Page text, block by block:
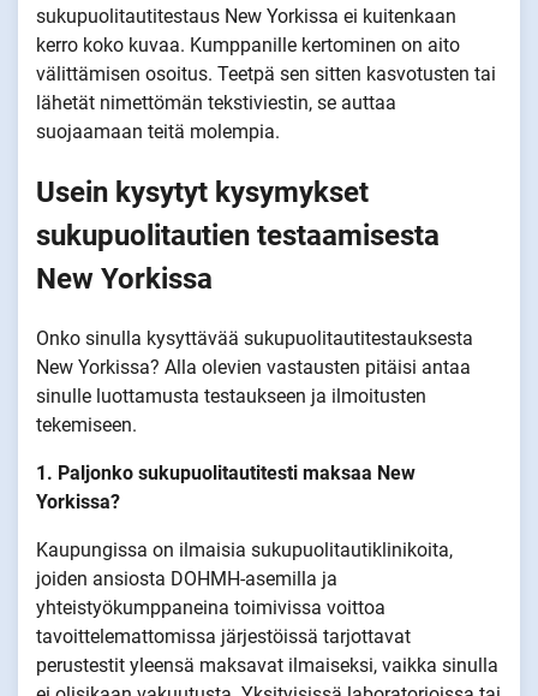
sukupuolitautitestaus New Yorkissa ei kuitenkaan
kerro koko kuvaa. Kumppanille kertominen on aito
välittämisen osoitus. Teetpä sen sitten kasvotusten tai
lähetät nimettömän tekstiviestin, se auttaa
suojaamaan teitä molempia.
Usein kysytyt kysymykset
sukupuolitautien testaamisesta
New Yorkissa
Onko sinulla kysyttävää sukupuolitautitestauksesta
New Yorkissa? Alla olevien vastausten pitäisi antaa
sinulle luottamusta testaukseen ja ilmoitusten
tekemiseen.
1. Paljonko sukupuolitautitesti maksaa New
Yorkissa?
Kaupungissa on ilmaisia sukupuolitautiklinikoita,
joiden ansiosta DOHMH-asemilla ja
yhteistyökumppaneina toimivissa voittoa
tavoittelemattomissa järjestöissä tarjottavat
perustestit yleensä maksavat ilmaiseksi, vaikka sinulla